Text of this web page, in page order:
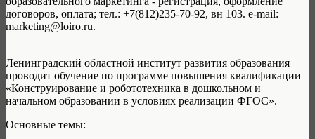
договоров, оплата; тел.: +7(812)235-70-92, вн 103. e-mail:
marketing@loiro.ru.
Ленинградский областной институт развития образования
проводит обучение по программе повышения квалификации
«Конструирование и робототехника в дошкольном и
начальном образовании в условиях реализации ФГОС».
Основные темы: